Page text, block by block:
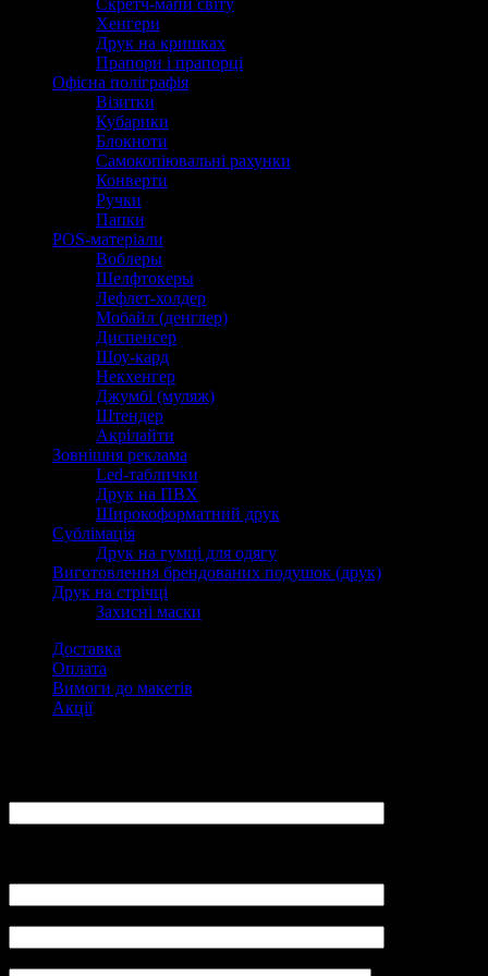
Скретч-мапи світу
Хенгери
Друк на кришках
Прапори і прапорці
Офісна поліграфія
Візитки
Кубарики
Блокноти
Самокопіювальні рахунки
Конверти
Ручки
Папки
POS-матеріали
Воблеры
Шелфтокеры
Лефлет-холдер
Мобайл (денглер)
Диспенсер
Шоу-кард
Некхенгер
Джумбі (муляж)
Штендер
Акрілайти
Зовнішня реклама
Led-таблички
Друк на ПВХ
Широкоформатний друк
Сублімація
Друк на гумці для одягу
Виготовлення брендованих подушок (друк)
Друк на стрічці
Захисні маски
Доставка
Оплата
Вимоги до макетів
Акції